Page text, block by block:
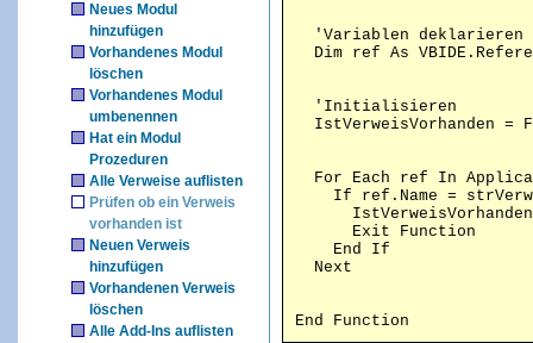
Neues Modul
hinzufügen
Vorhandenes Modul
löschen
Vorhandenes Modul
umbenennen
Hat ein Modul
Prozeduren
Alle Verweise auflisten
Prüfen ob ein Verweis
vorhanden ist
Neuen Verweis
hinzufügen
Vorhandenen Verweis
löschen
Alle Add-Ins auflisten
  'Variablen deklarieren
  'Initialisieren
For Each ref In
If ref.Name =
      Exit Function
    End If
End Function